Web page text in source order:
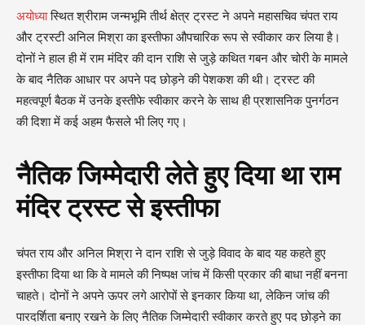
अयोध्यास्थित श्रीराम जन्मभूमि तीर्थ क्षेत्र ट्रस्ट ने अपने महासचिव चंपत राय
और ट्रस्टी अनिल मिश्रा का इस्तीफा औपचारिक रूप से स्वीकार कर लिया है।
दोनों ने हाल ही में राम मंदिर की दान राशि से जुड़े कथित गबन और चोरी के मामले
के बाद नैतिक आधार पर अपने पद छोड़ने की पेशकश की थी। ट्रस्ट की
महत्वपूर्ण बैठक में उनके इस्तीफे स्वीकार करने के साथ ही प्रशासनिक पुनर्गठन
की दिशा में कई अहम फैसले भी लिए गए।
नैतिक जिम्मेदारी लेते हुए दिया था राम
मंदिर ट्रस्ट से इस्तीफा
चंपत राय और अनिल मिश्रा ने दान राशि से जुड़े विवाद के बाद यह कहते हुए
इस्तीफा दिया था कि वे मामले की निष्पक्ष जांच में किसी प्रकार की बाधा नहीं बनना
चाहते। दोनों ने अपने ऊपर लगे आरोपों से इनकार किया था, लेकिन जांच की
पारदर्शिता बनाए रखने के लिए नैतिक जिम्मेदारी स्वीकार करते हुए पद छोड़ने का